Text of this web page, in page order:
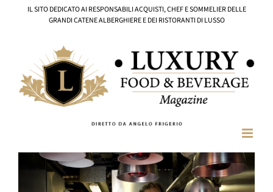
IL SITO DEDICATO AI RESPONSABILI ACQUISTI, CHEF E SOMMELIER DELLE
GRANDI CATENE ALBERGHIERE E DEI RISTORANTI DI LUSSO
Ingrandisci
immagine